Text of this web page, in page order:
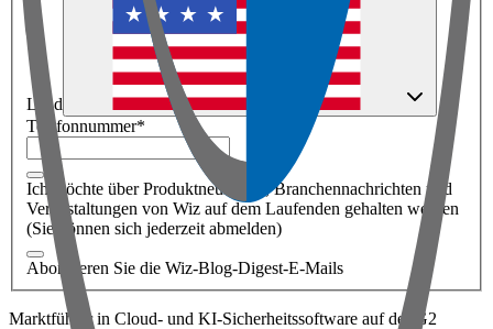
Land
Telefonnummer*
Ich möchte über Produktneuheiten, Branchennachrichten und
Veranstaltungen von Wiz auf dem Laufenden gehalten werden
(Sie können sich jederzeit abmelden)
Abonnieren Sie die Wiz-Blog-Digest-E-Mails
Marktführer in Cloud- und KI-Sicherheitssoftware auf der G2